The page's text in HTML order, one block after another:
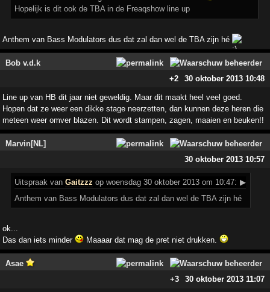
Hopelijk is dit ook de TBA in de Freaqshow line up
Anthem van Bass Modulators dus dat zal dan wel de TBA zijn hé
Bob v.d.k
+2
30 oktober 2013 10:48
Line up van HB dit jaar niet geweldig. Maar dit maakt heel veel goed.
Hopen dat ze weer een dikke stage neerzetten, dan kunnen deze heren die
meteen weer omver blazen. Dit wordt stampen, zagen, maaien en beuken!!
Marvin[NL]
30 oktober 2013 10:57
Uitspraak vanGaitzzz op woensdag 30 oktober 2013 om 10:47: ▶
Anthem van Bass Modulators dus dat zal dan wel de TBA zijn hé
ok...
Das dan iets minder
Maaaar dat mag de pret niet drukken.
Asae
+3
30 oktober 2013 11:07